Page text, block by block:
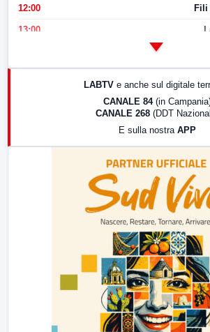
12:00 Fili
13:00
LABTV e anche sul digitale
CANALE 84 (in
CANALE 268 (DDT
E sulla nostra APP